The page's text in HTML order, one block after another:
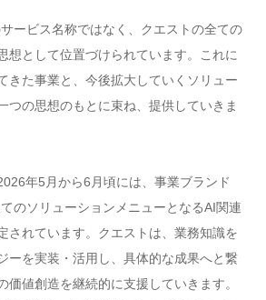
サービス名称ではなく、クエストの全ての
想として位置づけられています。これに
きた事業と、今後拡大していくソリュー
つの思想のもとに束ね、提供していきま
年5月から6月頃には、事業ブランド
てのソリューションメニューとなるAI関連
されています。クエストは、業務知識を
ーを実装・活用し、具体的な成果へと繋
価値創造を継続的に支援していきます。